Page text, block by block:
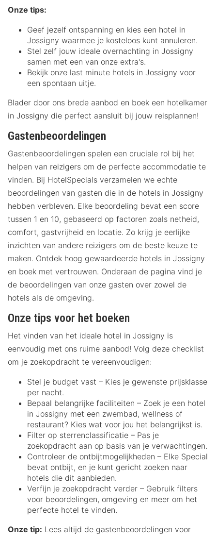
Onze tips:
Geef jezelf ontspanning en kies een hotel in
Jossigny waarmee je kosteloos kunt annuleren.
Stel zelf jouw ideale overnachting in Jossigny
samen met een van onze extra's.
Bekijk onze last minute hotels in Jossigny voor
een spontaan uitje.
Blader door ons brede aanbod en boek een hotelkamer
in Jossigny die perfect aansluit bij jouw reisplannen!
Gastenbeoordelingen
Gastenbeoordelingen spelen een cruciale rol bij het
helpen van reizigers om de perfecte accommodatie te
vinden. Bij HotelSpecials verzamelen we echte
beoordelingen van gasten die in de hotels in Jossigny
hebben verbleven. Elke beoordeling bevat een score
tussen 1 en 10, gebaseerd op factoren zoals netheid,
comfort, gastvrijheid en locatie. Zo krijg je eerlijke
inzichten van andere reizigers om de beste keuze te
maken. Ontdek hoog gewaardeerde hotels in Jossigny
en boek met vertrouwen. Onderaan de pagina vind je
de beoordelingen van onze gasten over zowel de
hotels als de omgeving.
Onze tips voor het boeken
Het vinden van het ideale hotel in Jossigny is
eenvoudig met ons ruime aanbod! Volg deze checklist
om je zoekopdracht te vereenvoudigen:
Stel je budget vast – Kies je gewenste prijsklasse
per nacht.
Bepaal belangrijke faciliteiten – Zoek je een hotel
in Jossigny met een zwembad, wellness of
restaurant? Kies wat voor jou het belangrijkst is.
Filter op sterrenclassificatie – Pas je
zoekopdracht aan op basis van je verwachtingen.
Controleer de ontbijtmogelijkheden – Elke Special
bevat ontbijt, en je kunt gericht zoeken naar
hotels die dit aanbieden.
Verfijn je zoekopdracht verder – Gebruik filters
voor beoordelingen, omgeving en meer om het
perfecte hotel te vinden.
Onze tip: Lees altijd de gastenbeoordelingen voor